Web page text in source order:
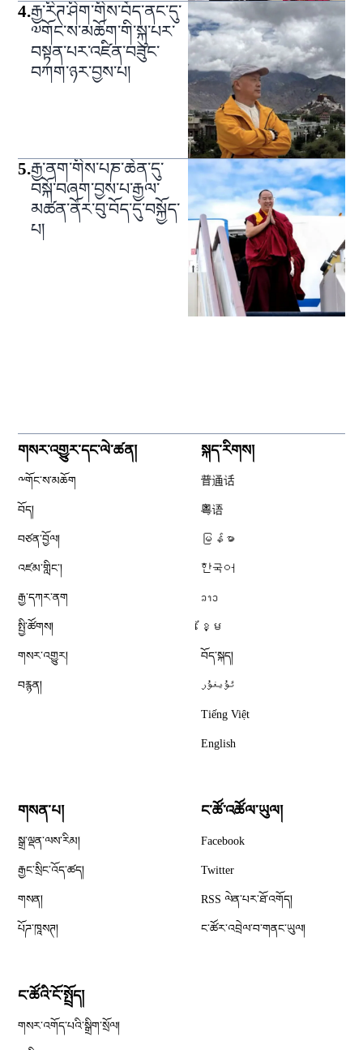
4.རྒྱ་རིཊ་ཤིག་གིས་བོད་ནང་དུ་
༧གོང་ས་མཆོག་གི་སྐུ་པར་
བསྟན་པར་འཛིན་བཟུང་
བཀག་ཉར་བྱས་པ།
5.རྒྱ་ནག་གིས་པཎ་ཆེན་དུ་
བསྐོ་བཞག་བྱས་པ་རྒྱལ་
མཚན་ནོར་བུ་བོད་དུ་བསྐྱོད་
པ།
གསར་འགྱུར་དང་ལེ་ཚན།
༸གོང་ས་མཆོག
བོད།
བཙན་བྱོལ།
འཛམ་གླིང༌།
རྒྱ་དཀར་ནག
སྤྱི་ཚོགས།
གསར་འགྱུར།
བརྙན།
སྐད་རིགས།
普通话
粤语
မြန်မာ
한국어
ລາວ
ខ្មែ
བོད་སྐད།
ئۇيغۇر
Tiếng Việt
English
གསན་པ།
སྒྲ་ལྡན་ལས་རིམ།
རྒྱང་སྲིང་འོད་ཚད།
གསན།
པོཌ་ཁཱསཊ།
ང་ཚོ་འཚོལ་ཡུལ།
Facebook
Twitter
RSS ལེན་པར་ཐོ་འགོད།
ང་ཚོར་འབྲེལ་བ་གནང་ཡུལ།
ང་ཚོའི་ངོ་སྤྲོད།
གསར་འགོད་པའི་སྒྲིག་སྲོལ།